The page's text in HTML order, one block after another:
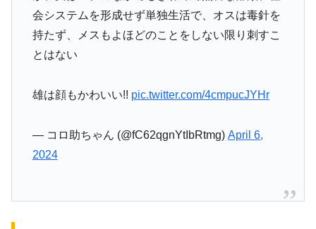
会システムを形成せず単独生活で、オスは毒針を
持たず、メスもよほどのことをしない限り刺すこ
とはない
雄は顔もかわいい!! pic.twitter.com/4cmpucJYHr
— コロ助ちゃん (@fC62qgnYtIbRtmg) April 6,
2024